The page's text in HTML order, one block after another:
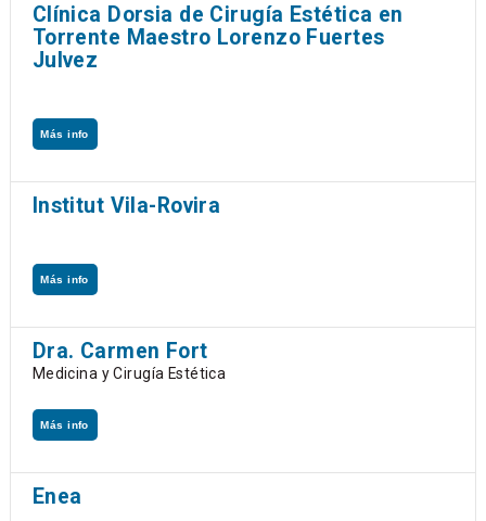
Clínica Dorsia de Cirugía Estética en
Torrente Maestro Lorenzo Fuertes
Julvez
Más info
Institut Vila-Rovira
Más info
Dra. Carmen Fort
Medicina y Cirugía Estética
Más info
Enea